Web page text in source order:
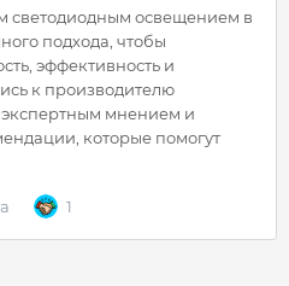
светодиодным освещением в
подхода, чтобы
эффективность и
к производителю
экспертным мнением и
которые помогут
1